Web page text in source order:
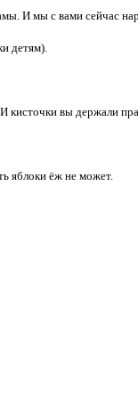
И мы с вами сейчас
детям).
вы держали
яблоки ёж не может.